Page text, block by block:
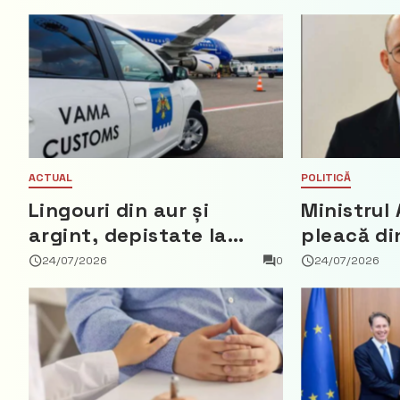
ACTUAL
Lingouri din aur și
argint, depistate la
vama Aeroport
24/07/2026 0
POLITICĂ
Ministrul
pleacă
ce a
parte
Democrat
24/07/2026